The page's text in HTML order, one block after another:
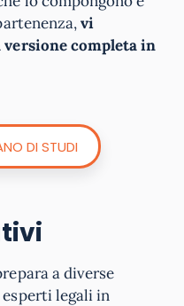
vi
completa in
DI STUDI
a diverse
legali in